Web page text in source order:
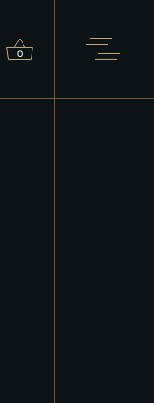
0